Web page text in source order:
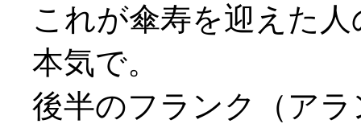
これが傘寿を迎えた
本気で。
後半のフランク（ア